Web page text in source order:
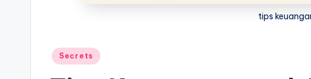
tips
Posted
Secrets